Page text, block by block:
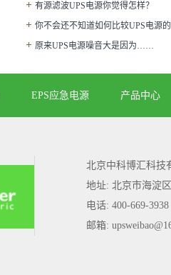
有源滤波UPS电源你觉得怎样？
你不会还不知道如何比较UPS电源
原来UPS电源噪音大是因为……
EPS应急电源 产品中心
北京中科博汇科技
地址: 北京市海淀
电话: 400-669-3938
邮箱: